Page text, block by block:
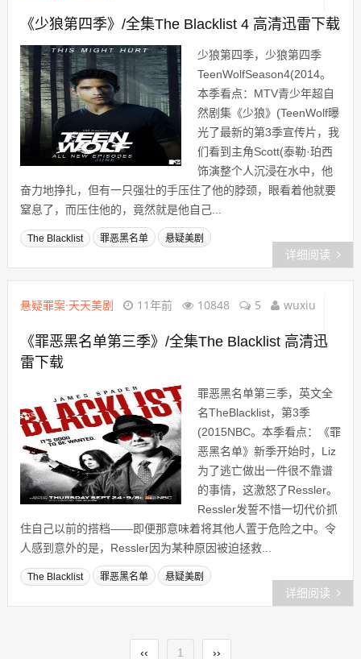
《少狼第四季》/全集The Blacklist 4 高清迅雷下载
少狼第四季，少狼第四季
TeenWolfSeason4(2014。
本季看点：MTV青少年超自
然剧集《少狼》(TeenWolf曝
光了最新的第3季宣传片，我
们看到主角Scott(泰勒·珀西
饰演整个人沉浸在水中，他
奋力地挣扎，但有一只强壮的手压住了他的脖颈，眼看着他就要
窒息了，而压住他的，竟然就是他自己...
The Blacklist 罪恶黑名单 悬疑美剧
详细阅读
悬疑罪案·天天美剧 11年前 10848 5 wuxiu
《罪恶黑名单第三季》/全集The Blacklist 高清迅
雷下载
罪恶黑名单第三季，英文全
名TheBlacklist，第3季
(2015NBC。本季看点：《罪
恶黑名单》新季开始时，Liz
为了逃亡做出一件很不靠谱
的事情，这激怒了Ressler。
Ressler发誓不惜一切代价抓
住自己以前的搭档——即便那意味着将其他人置于危险之中。令
人感到意外的是，Ressler因为某种原因被迫拯救...
The Blacklist 罪恶黑名单 悬疑美剧
详细阅读
‹‹ 1 ››